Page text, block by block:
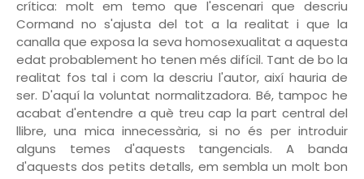
crítica: molt em temo que l'escenari que descriu
Cormand no s'ajusta del tot a la realitat i que la
canalla que exposa la seva homosexualitat a aquesta
edat probablement ho tenen més difícil. Tant de bo la
realitat fos tal i com la descriu l'autor, així hauria de
ser. D'aquí la voluntat normalitzadora. Bé, tampoc he
acabat d'entendre a què treu cap la part central del
llibre, una mica innecessària, si no és per introduir
alguns temes d'aquests tangencials. A banda
d'aquests dos petits detalls, em sembla un molt bon